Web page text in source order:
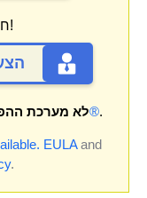
חסוך כסף לעסק שלך!
לא מערכתמק®.
EULAand
.